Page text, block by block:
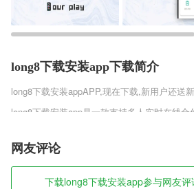
long8下载安装app下载简介
long8下载安装appAPP,现在下载,新用户还送
long8下载安装app是一款支持多人实时在线
玩家们要面对的怪物是可怕的巴迪老师，巴
身形就像是鬼魅一样一只催促着玩家们，玩家
非常浓郁的恐怖之感。
long8下载安装app软件特色
网友评论
下载long8下载安装app参与网友